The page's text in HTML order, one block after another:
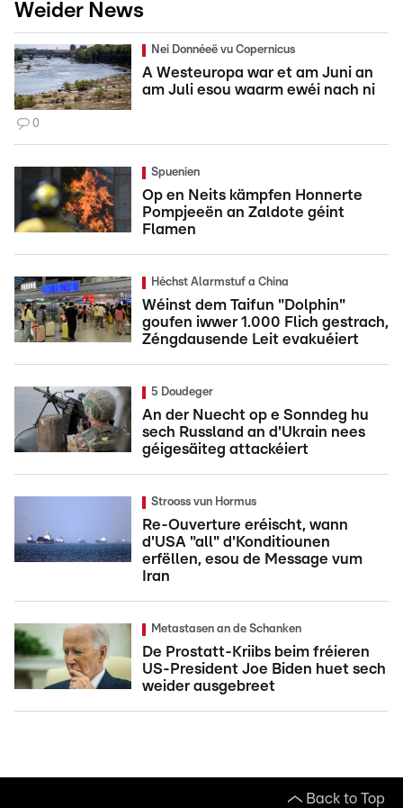
Weider News
Nei Donnéeë vu Copernicus
A Westeuropa war et am Juni an
am Juli esou waarm ewéi nach ni
0
Spuenien
Op en Neits kämpfen Honnerte
Pompjeeën an Zaldote géint
Flamen
Héchst Alarmstuf a China
Wéinst dem Taifun "Dolphin"
goufen iwwer 1.000 Flich gestrach,
Zéngdausende Leit evakuéiert
5 Doudeger
An der Nuecht op e Sonndeg hu
sech Russland an d'Ukrain nees
géigesäiteg attackéiert
Strooss vun Hormus
Re-Ouverture eréischt, wann
d'USA "all" d'Konditiounen
erfëllen, esou de Message vum
Iran
Metastasen an de Schanken
De Prostatt-Kriibs beim fréieren
US-President Joe Biden huet sech
weider ausgebreet
Back to Top